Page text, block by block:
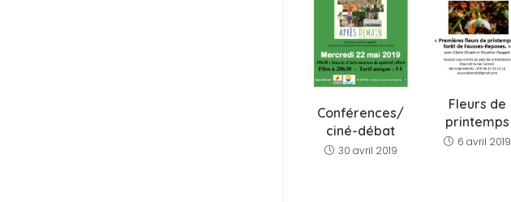
Conférences/
ciné-débat
30 avril 2019
Fleurs de
printemps
6 avril 2019